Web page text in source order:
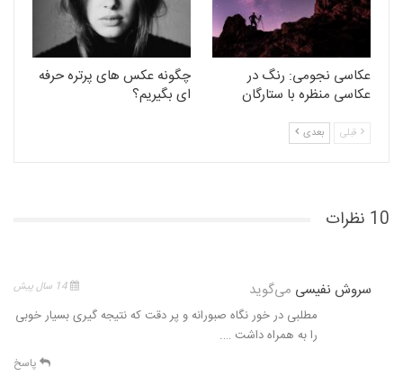
عکاسی نجومی: رنگ در
عکاسی منظره با ستارگان
چگونه عکس های پرتره حرفه
ای بگیریم؟
قبلی بعدی
10 نظرات
سروش نفیسی می‌گوید
مطلبی در خور نگاه صبورانه و پر دقت که نتیجه گیری بسیار خوبی
را به همراه داشت ….
پاسخ